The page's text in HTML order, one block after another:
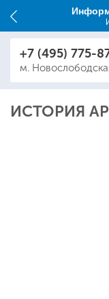
+7 (495) 775-
м.
ИСТОРИЯ